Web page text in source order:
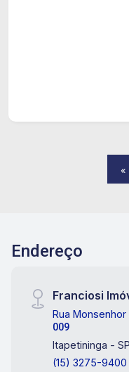
«
Endereço
Franciosi
Rua Monsenhor
009
Itapetininga - SP
(15) 3275-9400